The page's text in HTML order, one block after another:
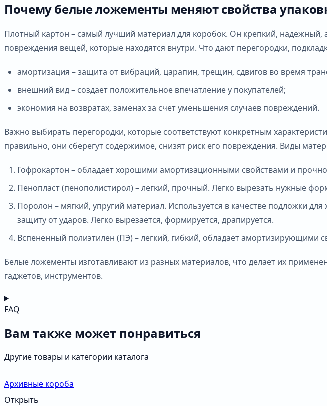
Почему белые ложементы меняют свойства
Плотный картон – самый лучший материал для коробок. Он крепкий,
повреждения вещей, которые находятся внутри. Что дают перегородки,
амортизация – защита от вибраций, царапин, трещин, сдвигов во время
внешний вид – создает положительное впечатление у покупателей;
экономия на возвратах, заменах за счет уменьшения случаев повреждений.
Важно выбирать перегородки, которые соответствуют конкретным
правильно, они сберегут содержимое, снизят риск его повреждения. Виды
Гофрокартон – обладает хорошими амортизационными свойствами и
Пенопласт (пенополистирол) – легкий, прочный. Легко вырезать нужные
Поролон – мягкий, упругий материал. Используется в качестве подложки
защиту от ударов. Легко вырезается, формируется, драпируется.
Вспененный полиэтилен (ПЭ) – легкий, гибкий, обладает
Белые ложементы изготавливают из разных материалов, что делает их
гаджетов, инструментов.
FAQ
Вам также может понравиться
Другие товары и категории каталога
Архивные короба
Открыть